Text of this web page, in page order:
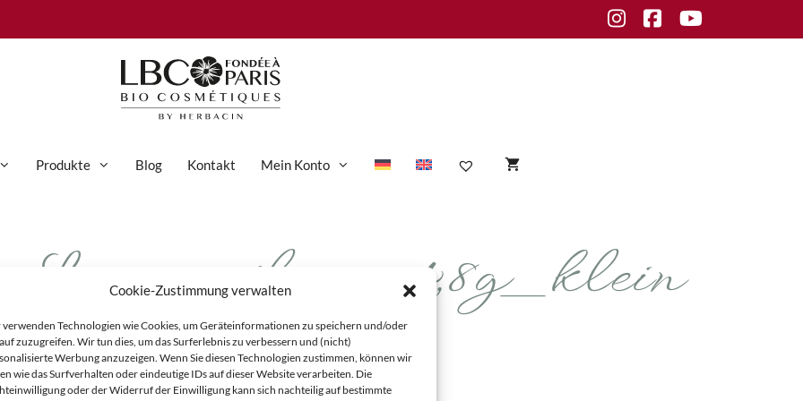
Cookie-Zustimmung verwalten
Technologien wie Cookies, um Geräteinformationen zu speichern und/oder
zuzugreifen. Wir tun dies, um das Surferlebnis zu verbessern und (nicht)
Werbung anzuzeigen. Wenn Sie diesen Technologien zustimmen, können wir
wie das Surfverhalten oder eindeutige IDs auf dieser Website verarbeiten. Die
oder der Widerruf der Einwilligung kann sich nachteilig auf bestimmte
InstagramFacebookYoutube
Produkte
Anti-Aging-Pflege
Hand- und Körperpflege
Körperpflege
empfindliche Haut
Unreine Haut
Blog Kontakt Mein Konto